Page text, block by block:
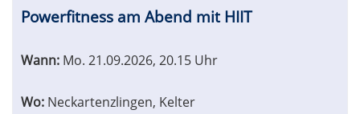
Powerfitness am Abend mit HIIT
Wann: Mo. 21.09.2026, 20.15 Uhr
Wo: Neckartenzlingen, Kelter